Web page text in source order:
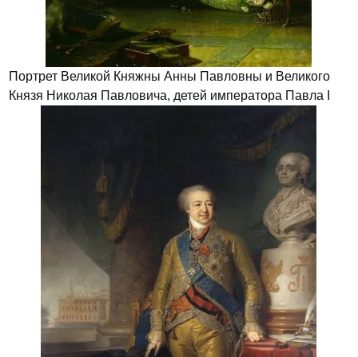
Портрет Великой Княжны Анны Павловны и Великого
Князя Николая Павловича, детей императора Павла I